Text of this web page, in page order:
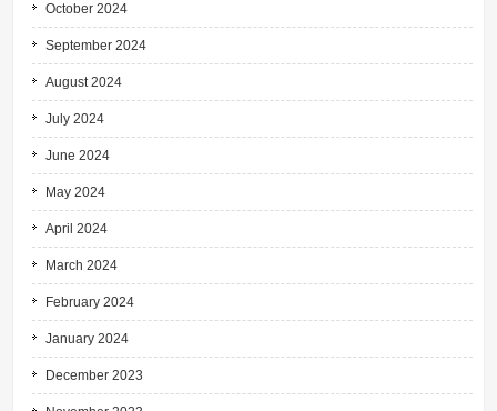
October 2024
September 2024
August 2024
July 2024
June 2024
May 2024
April 2024
March 2024
February 2024
January 2024
December 2023